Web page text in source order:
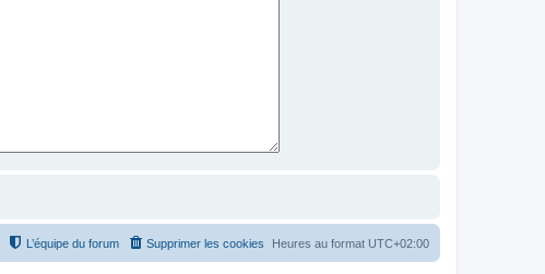
Heures au format UTC+02:00
Supprimer les cookies
L’équipe du forum